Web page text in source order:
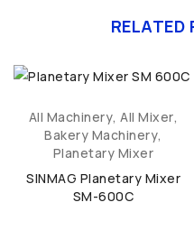
RELATED
All Machinery,All Mixer,
Bakery Machinery,
Planetary Mixer
SINMAG Planetary Mixer
SM-600C